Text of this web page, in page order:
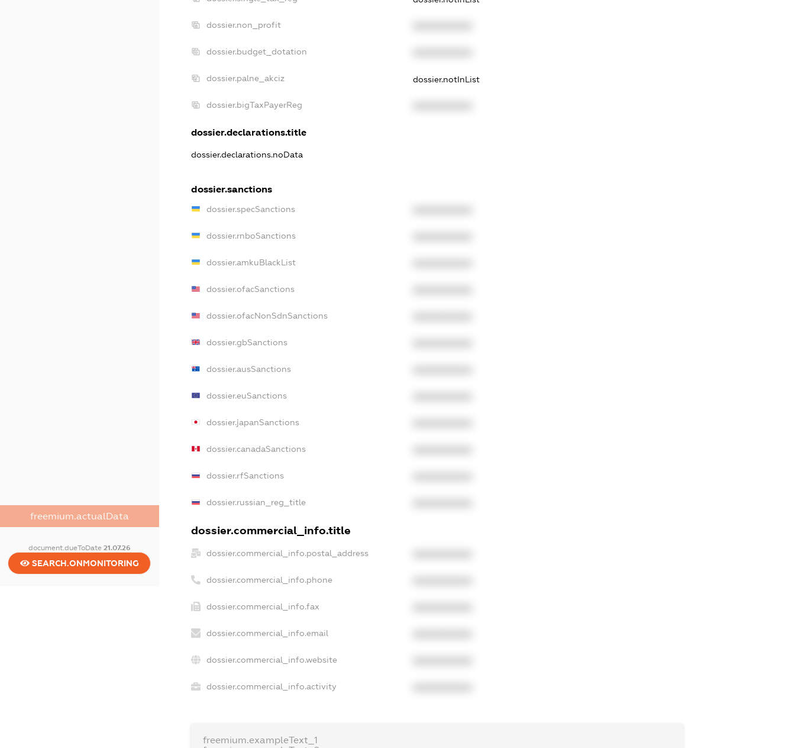
freemium.actualData
document.dueToDate 21.07.26
SEARCH.ONMONITORING
dossier.non_profit
dossier.budget_dotation
dossier.palne_akciz dossier.notInList
dossier.bigTaxPayerReg
dossier.declarations.title
dossier.declarations.noData
dossier.sanctions
dossier.specSanctions
dossier.rnboSanctions
dossier.amkuBlackList
dossier.ofacSanctions
dossier.ofacNonSdnSanctions
dossier.gbSanctions
dossier.ausSanctions
dossier.euSanctions
dossier.japanSanctions
dossier.canadaSanctions
dossier.rfSanctions
dossier.russian_reg_title
dossier.commercial_info.title
dossier.commercial_info.postal_address
dossier.commercial_info.phone
dossier.commercial_info.fax
dossier.commercial_info.email
dossier.commercial_info.website
dossier.commercial_info.activity
freemium.exampleText_1